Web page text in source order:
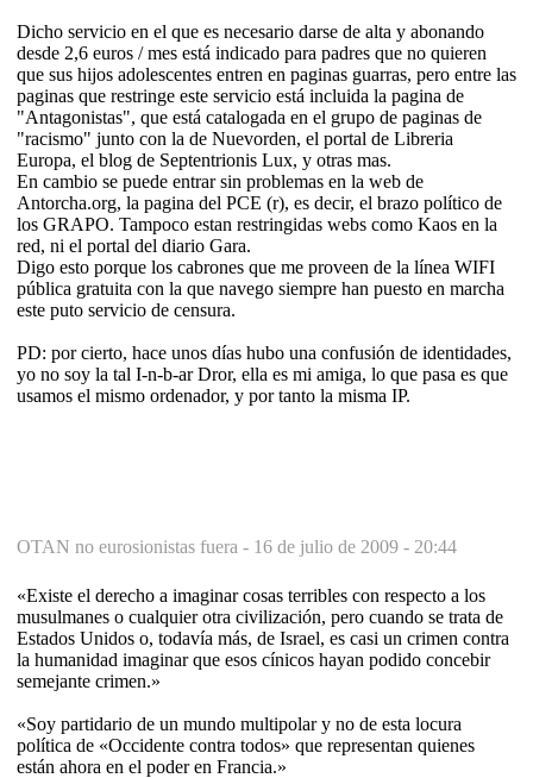
Dicho servicio en el que es necesario darse de alta y abonando
desde 2,6 euros / mes está indicado para padres que no quieren
que sus hijos adolescentes entren en paginas guarras, pero entre las
paginas que restringe este servicio está incluida la pagina de
"Antagonistas", que está catalogada en el grupo de paginas de
"racismo" junto con la de Nuevorden, el portal de Libreria
Europa, el blog de Septentrionis Lux, y otras mas.
En cambio se puede entrar sin problemas en la web de
Antorcha.org, la pagina del PCE (r), es decir, el brazo político de
los GRAPO. Tampoco estan restringidas webs como Kaos en la
red, ni el portal del diario Gara.
Digo esto porque los cabrones que me proveen de la línea WIFI
pública gratuita con la que navego siempre han puesto en marcha
este puto servicio de censura.
PD: por cierto, hace unos días hubo una confusión de identidades,
yo no soy la tal I-n-b-ar Dror, ella es mi amiga, lo que pasa es que
usamos el mismo ordenador, y por tanto la misma IP.
OTAN no eurosionistas fuera - 16 de julio de 2009 - 20:44
«Existe el derecho a imaginar cosas terribles con respecto a los
musulmanes o cualquier otra civilización, pero cuando se trata de
Estados Unidos o, todavía más, de Israel, es casi un crimen contra
la humanidad imaginar que esos cínicos hayan podido concebir
semejante crimen.»
«Soy partidario de un mundo multipolar y no de esta locura
política de «Occidente contra todos» que representan quienes
están ahora en el poder en Francia.»